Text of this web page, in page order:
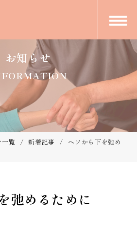
お知らせ
覧 新着記事
ヘソから下を弛め
弛めるために